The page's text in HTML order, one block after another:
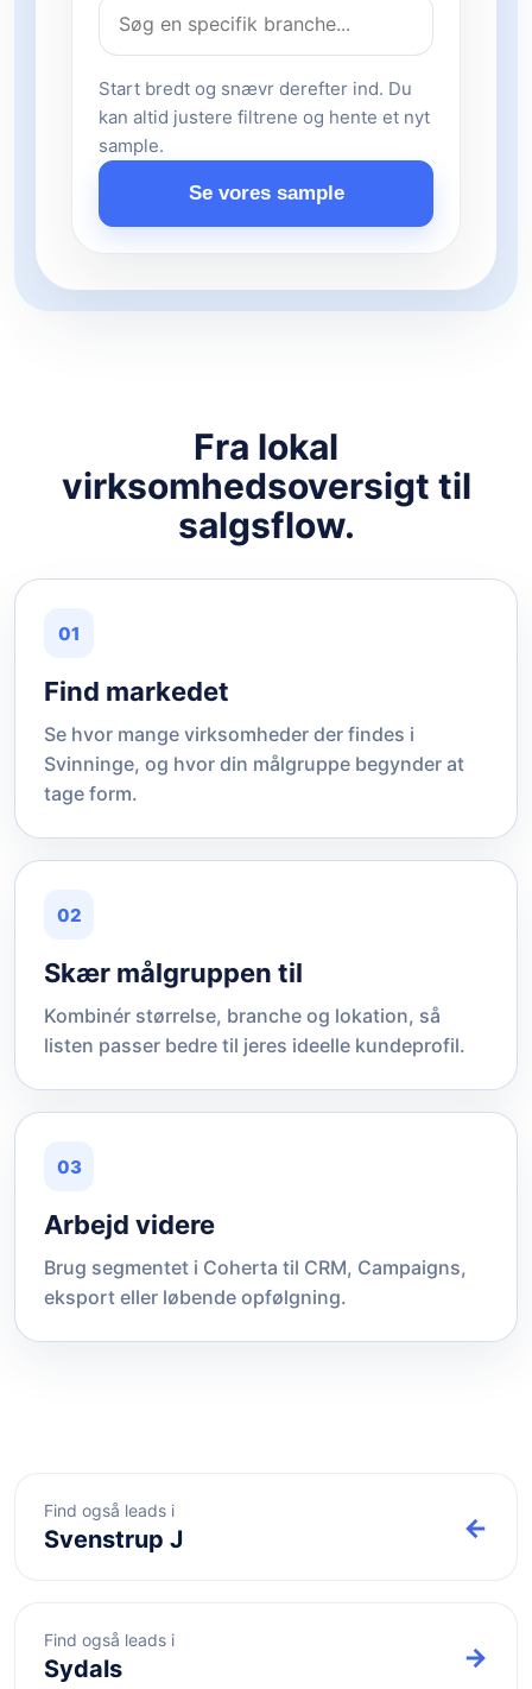
Start bredt og snævr derefter ind. Du
kan altid justere filtrene og hente et nyt
sample.
Se vores sample
Fra lokal
virksomhedsoversigt til
salgsflow.
01
Find markedet
Se hvor mange virksomheder der findes i
Svinninge, og hvor din målgruppe begynder at
tage form.
02
Skær målgruppen til
Kombinér størrelse, branche og lokation, så
listen passer bedre til jeres ideelle kundeprofil.
03
Arbejd videre
Brug segmentet i Coherta til CRM, Campaigns,
eksport eller løbende opfølgning.
Find også leads i
Svenstrup J ←
Find også leads i
Sydals →